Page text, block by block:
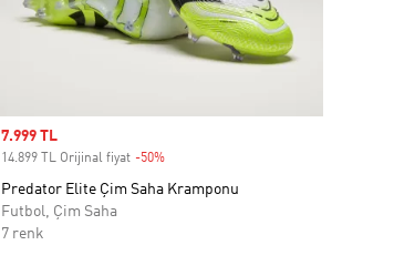
Sale price
7.999 TL
14.899 TL Orijinal fiyat -50%Discount
Predator Elite Çim Saha Kramponu
Futbol, Çim Saha
7 renk